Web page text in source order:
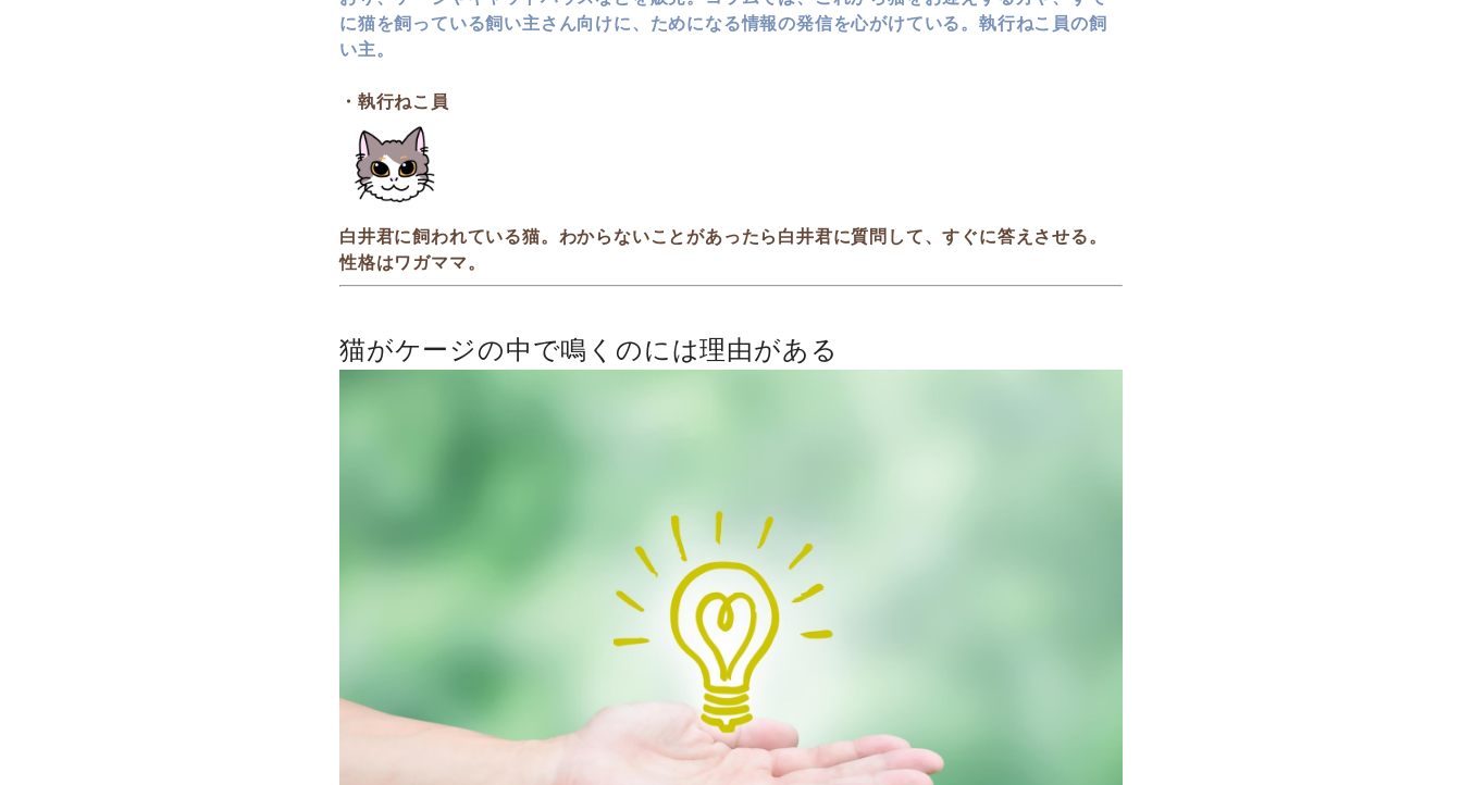
に猫を飼っている飼い主さん向けに、ためになる情報の発信を心がけている。執行ねこ員の飼
い主。
・執行ねこ員
白井君に飼われている猫。わからないことがあったら白井君に質問して、すぐに答えさせる。
性格はワガママ。
猫がケージの中で鳴くのには理由がある